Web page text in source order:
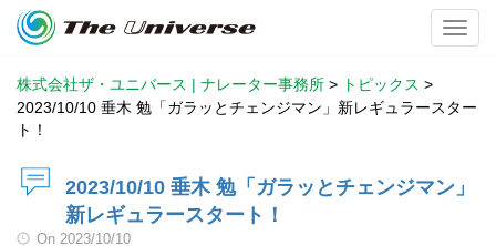
株式会社ザ・ユニバース | ナレーター事務所 > トピックス >
2023/10/10 垂木 勉「ガラッとチェンジマン」新レギュラースター
ト！
2023/10/10 垂木 勉「ガラッとチェンジマン」
新レギュラースタート！
On 2023/10/10